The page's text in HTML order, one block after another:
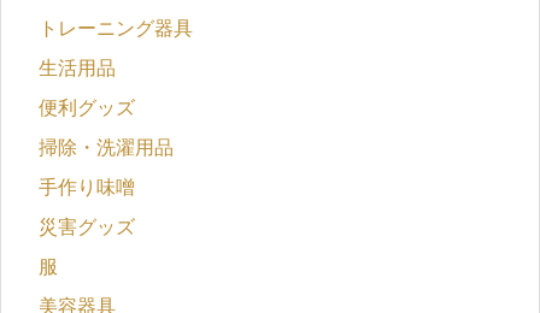
トレーニング器具
生活用品
便利グッズ
掃除・洗濯用品
手作り味噌
災害グッズ
服
美容器具